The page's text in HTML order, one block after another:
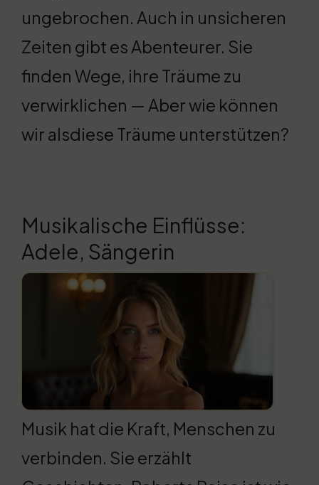
ungebrochen. Auch in unsicheren
Zeiten gibt es Abenteurer. Sie
finden Wege, ihre Träume zu
verwirklichen — Aber wie können
wir alsdiese Träume unterstützen?
Musikalische Einflüsse:
Adele, Sängerin
Musik hat die Kraft, Menschen zu
verbinden. Sie erzählt